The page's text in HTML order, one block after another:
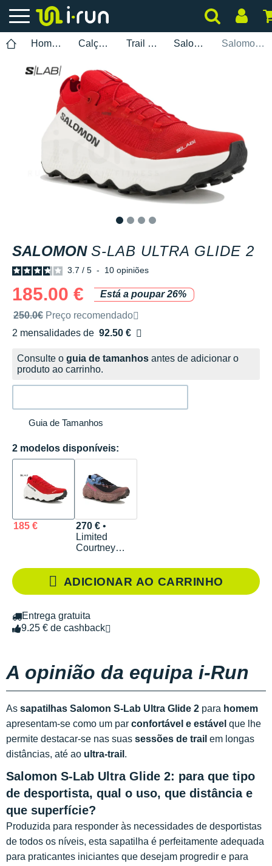
Homem Calçados Trail Running Salomon Salomon S-Lab Ultra Glide 2
SALOMON S-LAB ULTRA GLIDE 2
3.7 / 5 - 10 opiniões
185.00 €
Está a poupar 26%
Preço de venda recomendado pela marca
250.0€ Preço recomendado
2 mensalidades de 92.50 €
sem custos
Consulte o guia de tamanhos antes de adicionar o
produto ao carrinho.
Guia de Tamanhos
2 modelos disponíveis:
185 € 270 €•
Limited
Courtney
ADICIONAR AO CARRINHO
Entrega gratuita
9.25 € de cashback
A opinião da equipa i-Run
As sapatilhas Salomon S-Lab Ultra Glide 2 para homem
apresentam-se como um par confortável e estável que lhe
permite destacar-se nas suas sessões de trail em longas
distâncias, até ao ultra-trail .
Salomon S-Lab Ultra Glide 2: para que tipo
de desportista, qual o uso, que distância e
que superfície?
Produzida para responder às necessidades de desportistas
de todos os níveis, esta sapatilha é perfeitamente adequada
para praticantes iniciantes que desejam progredir e para